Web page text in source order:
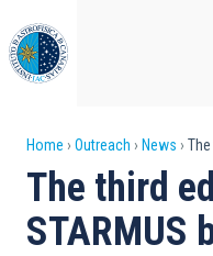
to
main
content
Breadcrumb
Home Outreach News
The third
STARMUS